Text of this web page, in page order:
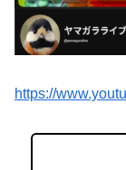
https://